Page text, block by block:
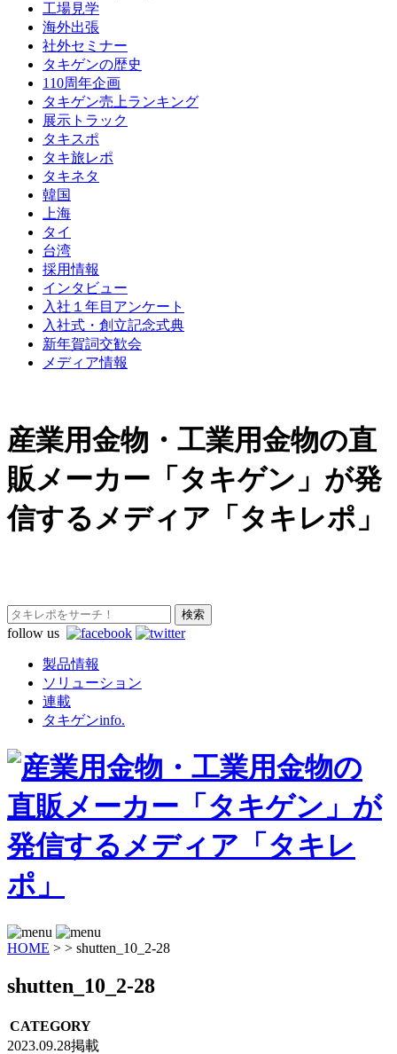
工場見学
海外出張
社外セミナー
タキゲンの歴史
110周年企画
タキゲン売上ランキング
展示トラック
タキスポ
タキ旅レポ
タキネタ
韓国
上海
タイ
台湾
採用情報
インタビュー
入社１年目アンケート
入社式・創立記念式典
新年賀詞交歓会
メディア情報
産業用金物・工業用金物の直
販メーカー「タキゲン」が発
信するメディア「タキレポ」
follow us
製品情報
ソリューション
連載
タキゲンinfo.
HOME > > shutten_10_2-28
shutten_10_2-28
CATEGORY
2023.09.28掲載